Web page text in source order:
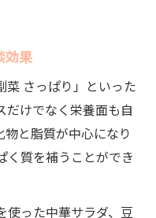
効果
菜 さっぱり」といった
けでなく栄養面も自
と脂質が中心になり
く質を補うことができ
使った中華サラダ、豆